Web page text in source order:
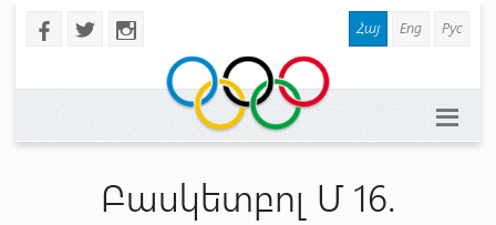
b a x Հայ Eng Рус
Բասկետբոլ Մ 16.